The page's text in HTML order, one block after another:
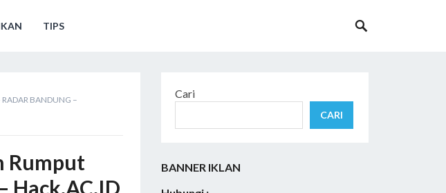
TIPS
RADAR BANDUNG –
Rumput
Hack.AC.ID
Cari
CARI
BANNER IKLAN